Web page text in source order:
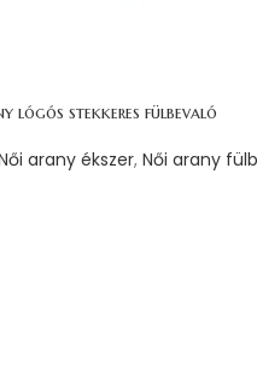
lógós stekkeres fülbevaló
arany ékszer, Női arany